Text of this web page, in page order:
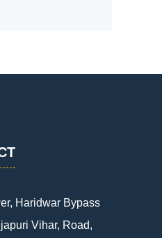
Haridwar Bypass
Vihar, Road,